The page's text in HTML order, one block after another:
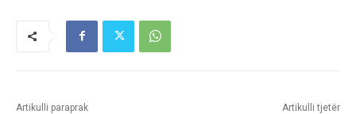
Artikulli paraprak Artikulli tjetër